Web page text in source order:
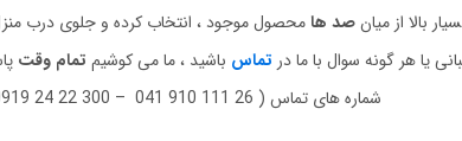
بالا از میانصد ها محصول موجود ، انتخاب کرده و جلوی درب
یا هر گونه سوال با ما در تماس باشید ، ما می کوشیم تمام وقت
شماره های تماس ( 26 111 910 041 – 300 22 24 0919 )